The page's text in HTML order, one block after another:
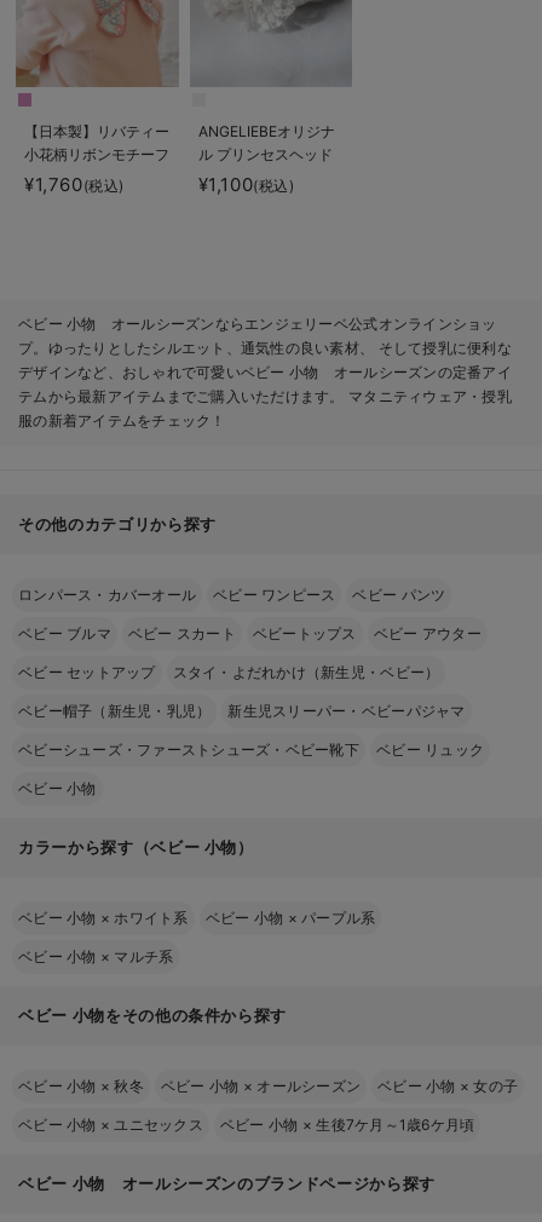
【日本製】リバティー
小花柄リボンモチーフ
汗取りタオル
¥1,760(税込)
ANGELIEBEオリジナ
ル プリンセスヘッド
ドレス
¥1,100(税込)
ベビー 小物 オールシーズンならエンジェリーベ公式オンラインショッ
プ。ゆったりとしたシルエット、通気性の良い素材、 そして授乳に便利な
デザインなど、おしゃれで可愛いベビー 小物 オールシーズンの定番アイ
テムから最新アイテムまでご購入いただけます。 マタニティウェア・授乳
服の新着アイテムをチェック！
その他のカテゴリから探す
ロンパース・カバーオール ベビー ワンピース ベビー パンツ
ベビー ブルマ ベビー スカート ベビートップス ベビー アウター
ベビー セットアップ スタイ・よだれかけ（新生児・ベビー）
ベビー帽子（新生児・乳児） 新生児スリーパー・ベビーパジャマ
ベビーシューズ・ファーストシューズ・ベビー靴下 ベビー リュック
ベビー 小物
カラーから探す（ベビー 小物）
ベビー 小物 ×ホワイト系 ベビー 小物 ×パープル系
ベビー 小物 × マルチ系
ベビー 小物をその他の条件から探す
ベビー 小物 ×秋冬 ベビー 小物 × オールシーズン ベビー 小物 ×女の子
ベビー 小物 ×ユニセックス ベビー 小物 ×生後7ケ月～1歳6ケ月頃
ベビー 小物 オールシーズンのブランドページから探す